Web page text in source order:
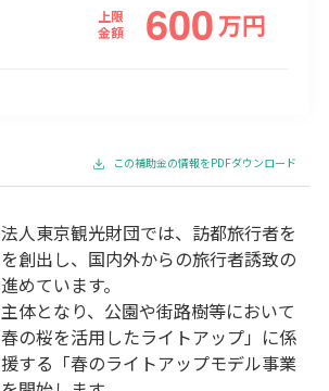
販路拡大 海外展開 設備投資
IT導入
人材育成・福利厚生
継 災害・被災者支援
コロナ関連
ワーク
上限
金額
600万円
この補助金の情報をPDFダウンロード
人東京観光財団では、訪都旅行者を
創出し、国内外からの旅行者誘致の
めています。
体となり、公園や街路樹等において
の桜を活用したライトアップ」に係
する「春のライトアップモデル事業